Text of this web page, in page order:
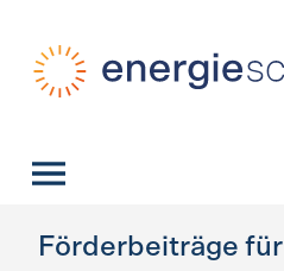
Förderbeiträge für